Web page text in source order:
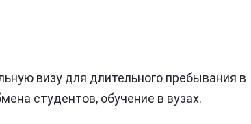
визу для длительного пребывания в
студентов, обучение в вузах.